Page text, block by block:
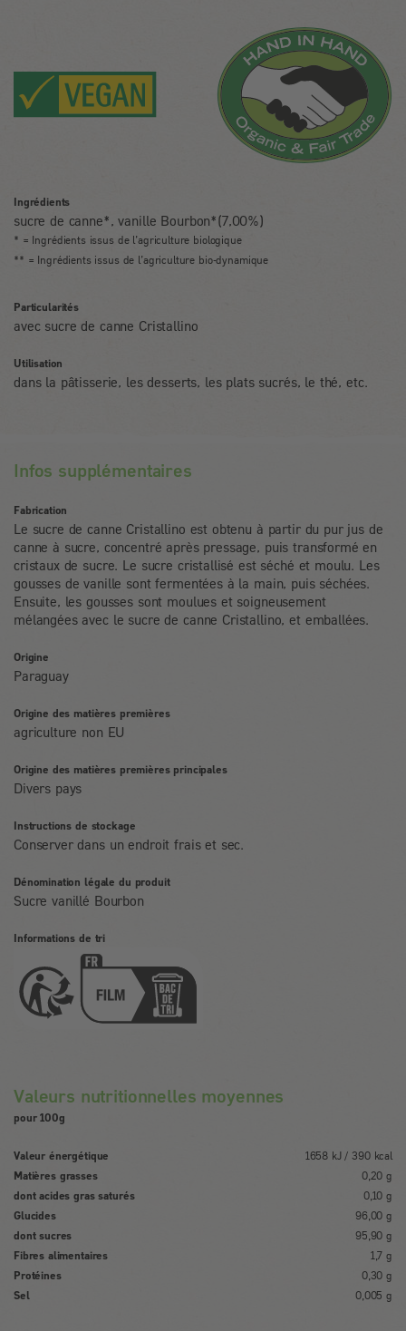
Ingrédients
sucre de canne*, vanille Bourbon*(7,00%)
* = Ingrédients issus de l’agriculture biologique
** = Ingrédients issus de l’agriculture bio-dynamique
Particularités
avec sucre de canne Cristallino
Utilisation
dans la pâtisserie, les desserts, les plats sucrés, le thé, etc.
Infos supplémentaires
Fabrication
Le sucre de canne Cristallino est obtenu à partir du pur jus de
canne à sucre, concentré après pressage, puis transformé en
cristaux de sucre. Le sucre cristallisé est séché et moulu. Les
gousses de vanille sont fermentées à la main, puis séchées.
Ensuite, les gousses sont moulues et soigneusement
mélangées avec le sucre de canne Cristallino, et emballées.
Origine
Paraguay
Origine des matières premières
agriculture non EU
Origine des matières premières principales
Divers pays
Instructions de stockage
Conserver dans un endroit frais et sec.
Dénomination légale du produit
Sucre vanillé Bourbon
Informations de tri
Valeurs nutritionnelles moyennes
pour 100g
Valeur énergétique
1658 kJ / 390 kcal
Matières grasses
0,20 g
dont acides gras saturés
0,10 g
Glucides
96,00 g
dont sucres
95,90 g
Fibres alimentaires
1,7 g
Protéines
0,30 g
Sel
0,005 g